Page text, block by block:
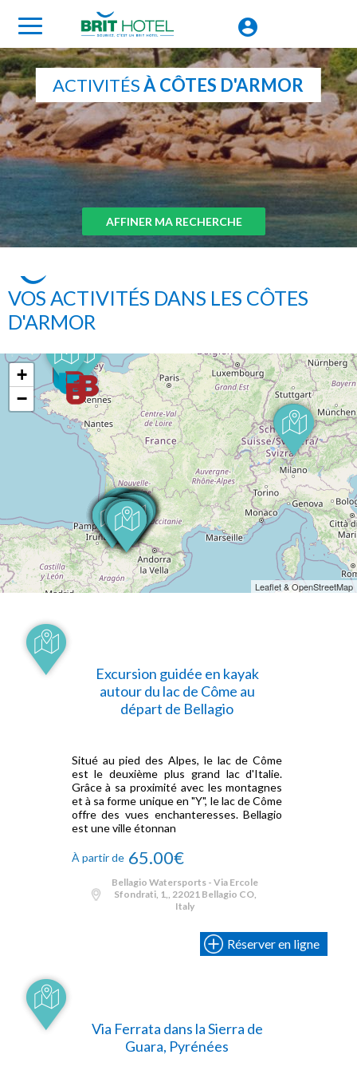
ACTIVITÉSÀ CÔTES D'ARMOR
AFFINER MA RECHERCHE
VOS ACTIVITÉS DANS LES CÔTES
D'ARMOR
+
−
Leaflet & OpenStreetMap
Excursion guidée en kayak
autour du lac de Côme au
départ de Bellagio
Situé au pied des Alpes, le lac de Côme
est le deuxième plus grand lac d'Italie.
Grâce à sa proximité avec les montagnes
et à sa forme unique en "Y", le lac de Côme
offre des vues enchanteresses. Bellagio
est une ville étonnan
À partir de 65.00€
Bellagio Watersports - Via Ercole
Sfondrati, 1,, 22021 Bellagio CO,
Italy
Réserver en ligne
Via Ferrata dans la Sierra de
Guara, Pyrénées